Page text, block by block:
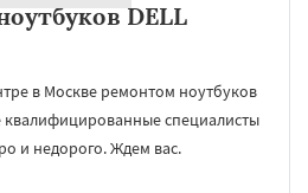
DELL
в Москве ремонтом ноутбуков
квалифицированные специалисты
и недорого. Ждем вас.